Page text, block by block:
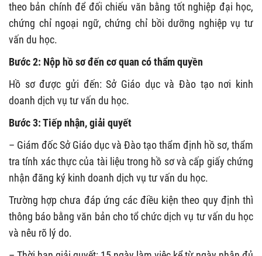
theo bản chính để đối chiếu văn bằng tốt nghiệp đại học,
chứng chỉ ngoại ngữ, chứng chỉ bồi dưỡng nghiệp vụ tư
vấn du học.
Bước 2: Nộp hồ sơ đến cơ quan có thẩm quyền
Hồ sơ được gửi đến: Sở Giáo dục và Đào tạo nơi kinh
doanh dịch vụ tư vấn du học.
Bước 3: Tiếp nhận, giải quyết
– Giám đốc Sở Giáo dục và Đào tạo thẩm định hồ sơ, thẩm
tra tính xác thực của tài liệu trong hồ sơ và cấp giấy chứng
nhận đăng ký kinh doanh dịch vụ tư vấn du học.
Trường hợp chưa đáp ứng các điều kiện theo quy định thì
thông báo bằng văn bản cho tổ chức dịch vụ tư vấn du học
và nêu rõ lý do.